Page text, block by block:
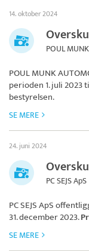
14. oktober 2024
POUL
POUL MUNK
perioden 1. juli 2023
bestyrelsen.
SE MERE
24. juni 2024
PC SEJS ApS
PC SEJS ApS
31. december 2023.
SE MERE